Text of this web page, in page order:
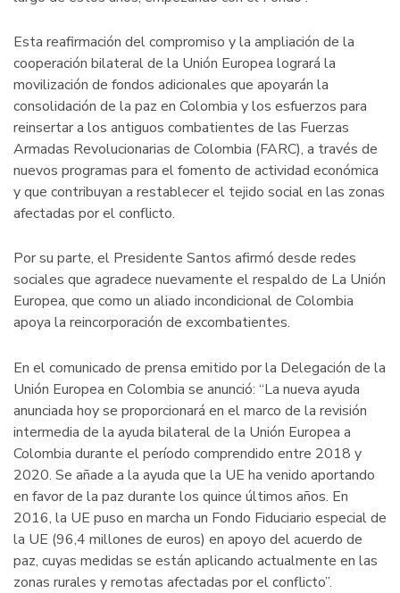
Esta reafirmación del compromiso y la ampliación de la
cooperación bilateral de la Unión Europea logrará la
movilización de fondos adicionales que apoyarán la
consolidación de la paz en Colombia y los esfuerzos para
reinsertar a los antiguos combatientes de las Fuerzas
Armadas Revolucionarias de Colombia (FARC), a través de
nuevos programas para el fomento de actividad económica
y que contribuyan a restablecer el tejido social en las zonas
afectadas por el conflicto.
Por su parte, el Presidente Santos afirmó desde redes
sociales que agradece nuevamente el respaldo de La Unión
Europea, que como un aliado incondicional de Colombia
apoya la reincorporación de excombatientes.
En el comunicado de prensa emitido por la Delegación de la
Unión Europea en Colombia se anunció: “La nueva ayuda
anunciada hoy se proporcionará en el marco de la revisión
intermedia de la ayuda bilateral de la Unión Europea a
Colombia durante el período comprendido entre 2018 y
2020. Se añade a la ayuda que la UE ha venido aportando
en favor de la paz durante los quince últimos años. En
2016, la UE puso en marcha un Fondo Fiduciario especial de
la UE (96,4 millones de euros) en apoyo del acuerdo de
paz, cuyas medidas se están aplicando actualmente en las
zonas rurales y remotas afectadas por el conflicto”.